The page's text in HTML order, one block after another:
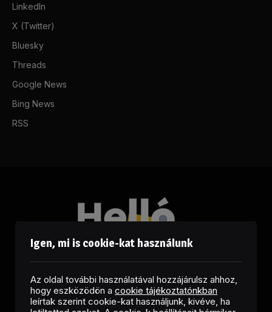
LinkedIn
X (Twitter)
Bluesky
Threads
Google News
Bing News
RSS
Igen, mi is cookie-kat használunk
Az oldal további használatával hozzájárulsz ahhoz,
hogy eszközödön a cookie tájékoztatónkban
leírtak szerint cookie-kat használjunk, kivéve, ha